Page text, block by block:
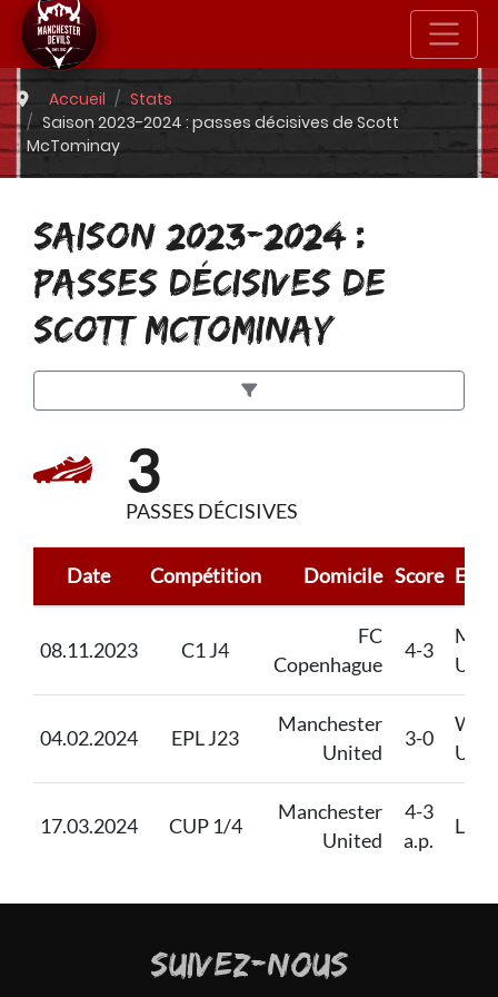
Accueil
Stats
Saison 2023-2024 : passes décisives de Scott
McTominay
SAISON 2023-2024 :
PASSES DÉCISIVES DE
SCOTT MCTOMINAY
3
PASSES DÉCISIVES
Date Compétition Domicile Score
08.11.2023 C1 J4
FC
Copenhague
4-3
04.02.2024 EPL J23
Manchester
United
3-0
17.03.2024 CUP 1/4
Manchester
United
4-3
a.p.
SUIVEZ-NOUS